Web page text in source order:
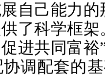
自己能力
了科学框
进共同富
调配套的